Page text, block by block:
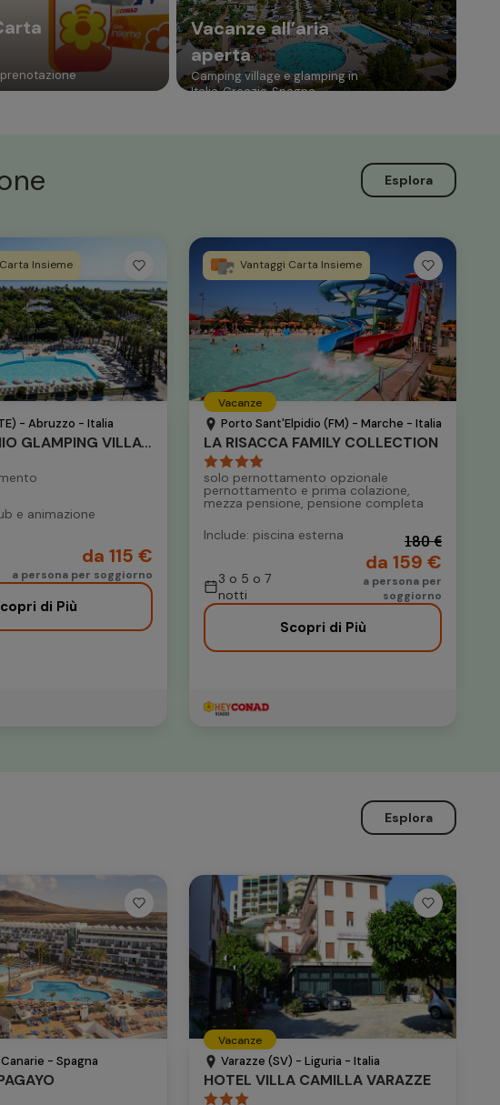
Vacanze all’aria
aperta
Camping village e glamping in
Italia, Croazia, Spagna
Esplora
Insieme
- Abruzzo - Italia
DON ANTONIO GLAMPING VILLAGE
e animazione
da 115 €
a persona per soggiorno
di Più
Vantaggi Carta Insieme
Vacanze
Porto Sant'Elpidio (FM) - Marche - Italia
LA RISACCA FAMILY COLLECTION
solo pernottamento opzionale
pernottamento e prima colazione,
mezza pensione, pensione completa
Include: piscina esterna
3 o 5 o 7
notti
180 €
da 159 €
a persona per
soggiorno
Scopri di Più
Esplora
- Spagna
Vacanze
Varazze (SV) - Liguria - Italia
HOTEL VILLA CAMILLA VARAZZE